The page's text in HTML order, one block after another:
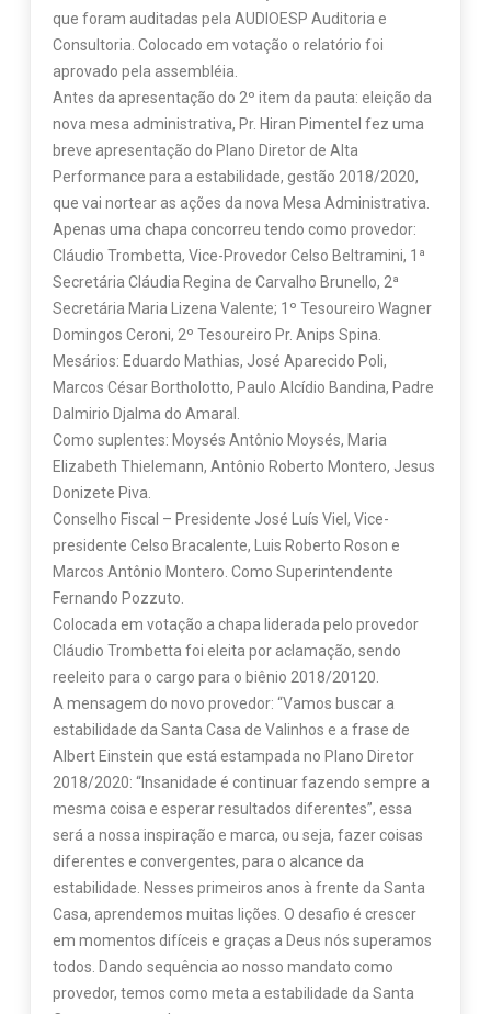
que foram auditadas pela AUDIOESP Auditoria e
Consultoria. Colocado em votação o relatório foi
aprovado pela assembléia.
Antes da apresentação do 2º item da pauta: eleição da
nova mesa administrativa, Pr. Hiran Pimentel fez uma
breve apresentação do Plano Diretor de Alta
Performance para a estabilidade, gestão 2018/2020,
que vai nortear as ações da nova Mesa Administrativa.
Apenas uma chapa concorreu tendo como provedor:
Cláudio Trombetta, Vice-Provedor Celso Beltramini, 1ª
Secretária Cláudia Regina de Carvalho Brunello, 2ª
Secretária Maria Lizena Valente; 1º Tesoureiro Wagner
Domingos Ceroni, 2º Tesoureiro Pr. Anips Spina.
Mesários: Eduardo Mathias, José Aparecido Poli,
Marcos César Bortholotto, Paulo Alcídio Bandina, Padre
Dalmirio Djalma do Amaral.
Como suplentes: Moysés Antônio Moysés, Maria
Elizabeth Thielemann, Antônio Roberto Montero, Jesus
Donizete Piva.
Conselho Fiscal – Presidente José Luís Viel, Vice-
presidente Celso Bracalente, Luis Roberto Roson e
Marcos Antônio Montero. Como Superintendente
Fernando Pozzuto.
Colocada em votação a chapa liderada pelo provedor
Cláudio Trombetta foi eleita por aclamação, sendo
reeleito para o cargo para o biênio 2018/20120.
A mensagem do novo provedor: “Vamos buscar a
estabilidade da Santa Casa de Valinhos e a frase de
Albert Einstein que está estampada no Plano Diretor
2018/2020: “Insanidade é continuar fazendo sempre a
mesma coisa e esperar resultados diferentes”, essa
será a nossa inspiração e marca, ou seja, fazer coisas
diferentes e convergentes, para o alcance da
estabilidade. Nesses primeiros anos à frente da Santa
Casa, aprendemos muitas lições. O desafio é crescer
em momentos difíceis e graças a Deus nós superamos
todos. Dando sequência ao nosso mandato como
provedor, temos como meta a estabilidade da Santa